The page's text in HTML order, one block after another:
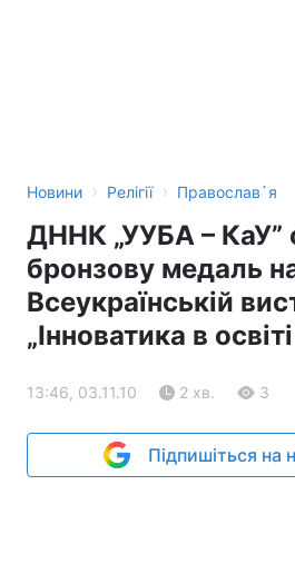
Новини › Релігії › Православ`я
ДННК „УУБА – КаУ”
бронзову медаль
Всеукраїнській
„Інноватика в
13:46, 03.11.10 2 хв. 3
Підпишіться на